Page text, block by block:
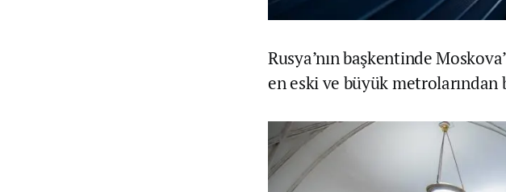
Rusya’nın başkentinde
en eski ve büyük